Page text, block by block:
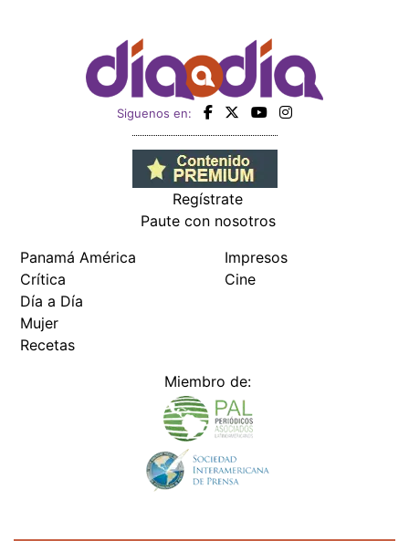
Siguenos en:
Regístrate
Paute con nosotros
Panamá América
Crítica
Día a Día
Mujer
Recetas
Impresos
Cine
Miembro de: